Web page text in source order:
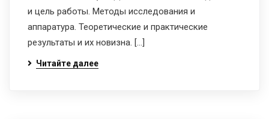
и цель работы. Методы исследования и
аппаратура. Теоретические и практические
результаты и их новизна. […]
Читайте далее